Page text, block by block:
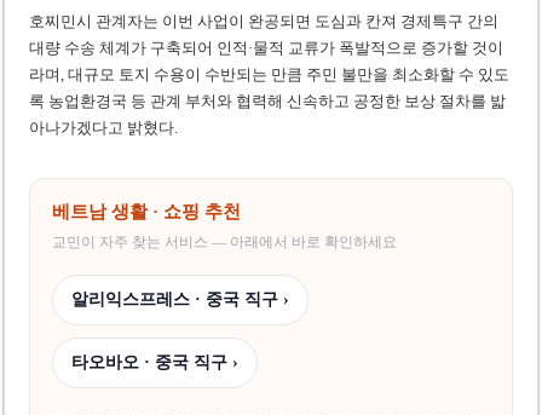
호찌민시 관계자는 이번 사업이 완공되면 도심과 칸져 경제특구 간의
대량 수송 체계가 구축되어 인적·물적 교류가 폭발적으로 증가할 것이
라며, 대규모 토지 수용이 수반되는 만큼 주민 불만을 최소화할 수 있도
록 농업환경국 등 관계 부처와 협력해 신속하고 공정한 보상 절차를 밟
아나가겠다고 밝혔다.
베트남 생활 · 쇼핑 추천
교민이 자주 찾는 서비스 — 아래에서 바로 확인하세요
알리익스프레스 · 중국 직구 ›
타오바오 · 중국 직구 ›